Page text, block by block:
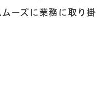
ムーズに業務に取り掛